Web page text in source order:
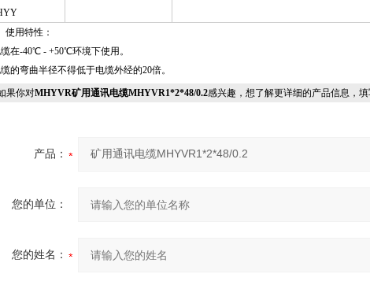
使用特性：
在-40℃ - +50℃环境下使用。
的弯曲半径不得低于电缆外经的20倍。
你对MHYVR矿用通讯电缆MHYVR1*2*48/0.2感兴趣，想了解更详细的产品信息，
产品：
您的单位：
您的姓名：